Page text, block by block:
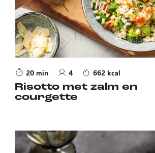
20 min 4 662 kcal
Risotto met zalm en
courgette